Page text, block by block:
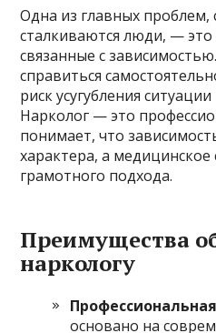
Одна из главных проблем,
сталкиваются люди, — это
связанные с
справиться
риск усугубления
Нарколог — это
понимает, что
характера, а
грамотного подхода.
Преимущества
наркологу
основано на